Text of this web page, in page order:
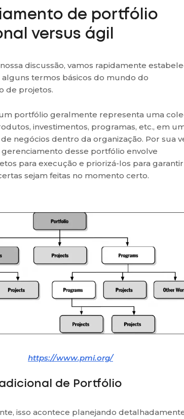
de portfólio
versus ágil
discussão, vamos rapidamente
termos básicos do mundo do
de projetos.
portfólio geralmente representa uma
investimentos, programas, etc., em
negócios dentro da organização. Por sua
desse portfólio envolve
para execução e priorizá-los para garantir
sejam feitas no momento certo.
https://www.pmi.org/
de Portfólio
isso acontece planejando